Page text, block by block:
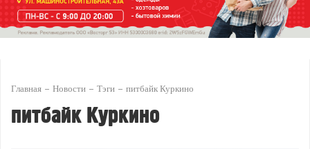
Главная Новости Тэги питбайк Куркино
питбайк Куркино